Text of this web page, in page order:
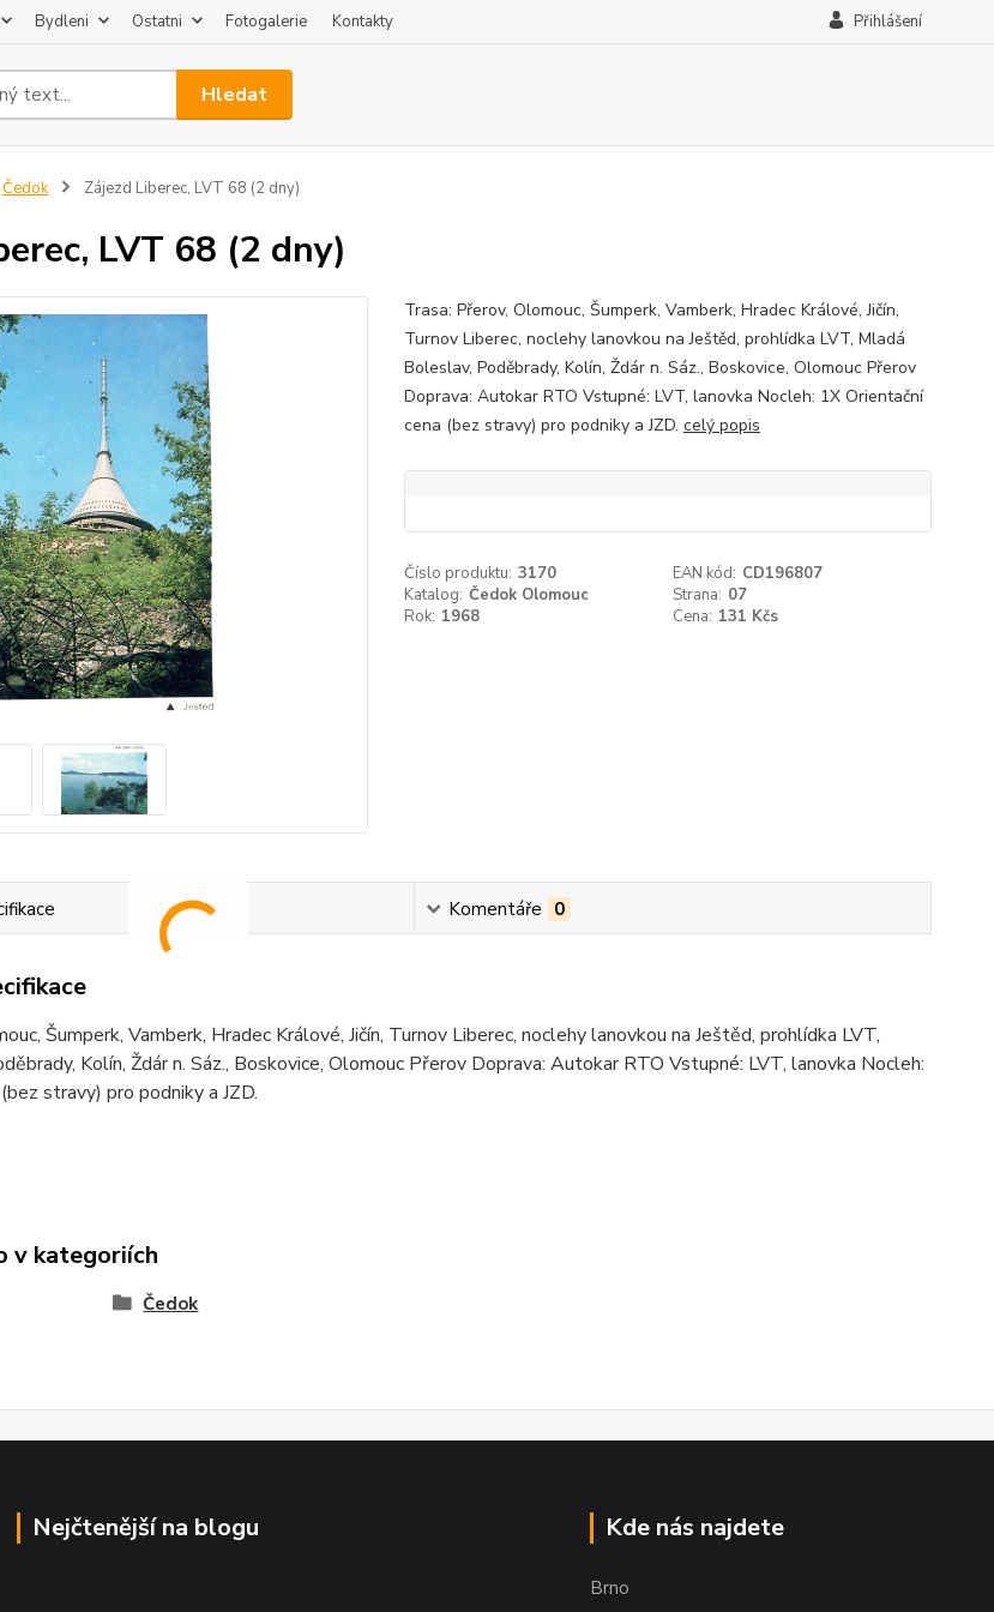
Bydleni Ostatni Fotogalerie Kontakty Přihlášení
Hledat
Čedok Zájezd Liberec, LVT 68 (2 dny)
LVT 68 (2 dny)
Trasa: Přerov, Olomouc, Šumperk, Vamberk, Hradec Králové, Jičín,
Turnov Liberec, noclehy lanovkou na Ještěd, prohlídka LVT, Mladá
Boleslav, Poděbrady, Kolín, Ždár n. Sáz., Boskovice, Olomouc Přerov
Doprava: Autokar RTO Vstupné: LVT, lanovka Nocleh: 1X Orientační
cena (bez stravy) pro podniky a JZD. celý popis
Číslo produktu: 3170 EAN kód: CD196807
Katalog: Čedok Olomouc Strana: 07
Rok: 1968 Cena: 131 Kčs
Komentáře 0
Šumperk, Vamberk, Hradec Králové, Jičín, Turnov Liberec, noclehy lanovkou na Ještěd, prohlídka LVT,
Kolín, Ždár n. Sáz., Boskovice, Olomouc Přerov Doprava: Autokar RTO Vstupné: LVT, lanovka Nocleh:
stravy) pro podniky a JZD.
v kategoriích
Čedok
Nejčtenější na blogu Kde nás najdete
Brno